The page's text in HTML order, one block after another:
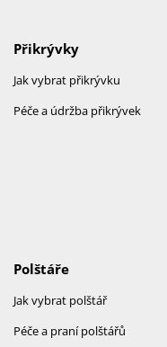
Přikrývky
Jak vybrat přikrývku
Péče a údržba přikrývek
Polštáře
Jak vybrat polštář
Péče a praní polštářů